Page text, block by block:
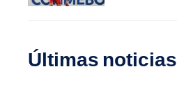
Últimas noticias